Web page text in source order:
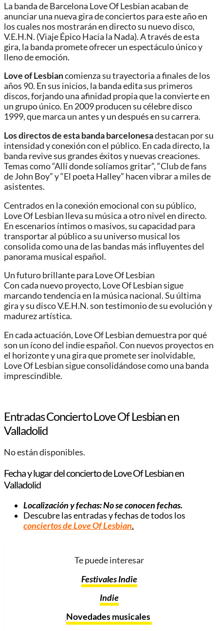
La banda de Barcelona Love Of Lesbian acaban de
anunciar una nueva gira de conciertos para este año en
los cuales nos mostrarán en directo su nuevo disco,
V.E.H.N. (Viaje Épico Hacia la Nada). A través de esta
gira, la banda promete ofrecer un espectáculo único y
lleno de emoción.
Love of Lesbiancomienza su trayectoria a finales de los
años 90. En sus inicios, la banda edita sus primeros
discos, forjando una afinidad propia que la convierte en
un grupo único. En 2009 producen su célebre disco
1999, que marca un antes y un después en su carrera.
Los directos de esta banda barcelonesadestacan por su
intensidad y conexión con el público. En cada directo, la
banda revive sus grandes éxitos y nuevas creaciones.
Temas como “Allí donde solíamos gritar”, “Club de fans
de John Boy” y “El poeta Halley” hacen vibrar a miles de
asistentes.
Centrados en la conexión emocional con su público,
Love Of Lesbian lleva su música a otro nivel en directo.
En escenarios íntimos o masivos, su capacidad para
transportar al público a su universo musical los
consolida como una de las bandas más influyentes del
panorama musical español.
Un futuro brillante para Love Of Lesbian
Con cada nuevo proyecto, Love Of Lesbian sigue
marcando tendencia en la música nacional. Su última
gira y su disco V.E.H.N. son testimonio de su evolución y
madurez artística.
En cada actuación, Love Of Lesbian demuestra por qué
son un ícono del indie español. Con nuevos proyectos en
el horizonte y una gira que promete ser inolvidable,
Love Of Lesbian sigue consolidándose como una banda
imprescindible.
Entradas Concierto Love Of Lesbian en
Valladolid
No están disponibles.
Fecha y lugar del concierto de Love Of Lesbian en
Valladolid
Localización y fechas: No se conocen fechas.
Descubre las entradas y fechas de todos los
conciertos de Love Of Lesbian.
Te puede interesar
Festivales Indie
Indie
Novedades musicales